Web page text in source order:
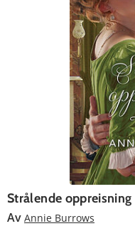
Strålende oppreisning
Av Annie Burrows